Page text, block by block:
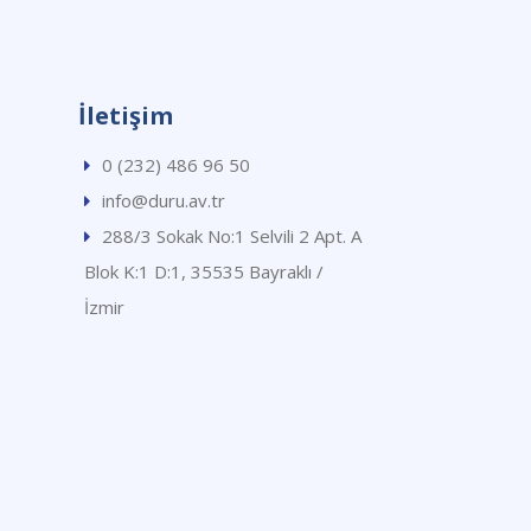
İletişim
0 (232) 486 96 50
info@duru.av.tr
288/3 Sokak No:1 Selvili 2 Apt. A
Blok K:1 D:1, 35535 Bayraklı /
İzmir